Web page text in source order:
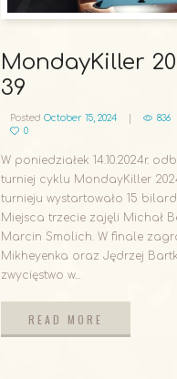
MondayKiller
39
Posted October 15, 2024 836
0
W poniedziałek 14.10.2024r.
turniej cyklu MondayKiller
turnieju wystartowało 15
Miejsca trzecie zajęli Michał
Marcin Smolich. W finale
Mikheyenka oraz Jędrzej
zwycięstwo w...
READ MORE